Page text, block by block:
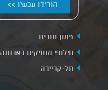
הורידו עכשיו >>
זימון תורים
חילופי מחזיקים בארנונה
תל-קריירה